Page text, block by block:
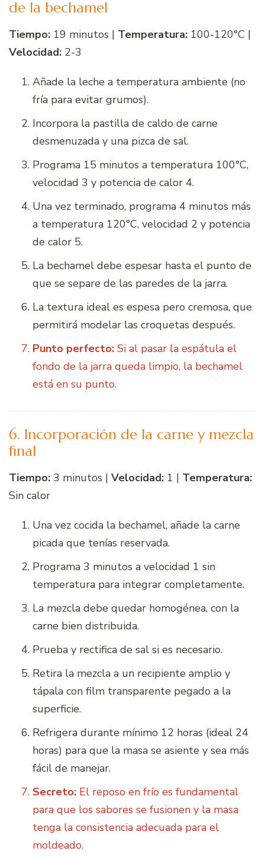
de la bechamel
Tiempo: 19 minutos | Temperatura: 100-120°C |
Velocidad: 2-3
Añade la leche a temperatura ambiente (no
fría para evitar grumos).
Incorpora la pastilla de caldo de carne
desmenuzada y una pizca de sal.
Programa 15 minutos a temperatura 100°C,
velocidad 3 y potencia de calor 4.
Una vez terminado, programa 4 minutos más
a temperatura 120°C, velocidad 2 y potencia
de calor 5.
La bechamel debe espesar hasta el punto de
que se separe de las paredes de la jarra.
La textura ideal es espesa pero cremosa, que
permitirá modelar las croquetas después.
Punto perfecto: Si al pasar la espátula el
fondo de la jarra queda limpio, la bechamel
está en su punto.
6. Incorporación de la carne y mezcla
final
Tiempo: 3 minutos | Velocidad: 1 | Temperatura:
Sin calor
Una vez cocida la bechamel, añade la carne
picada que tenías reservada.
Programa 3 minutos a velocidad 1 sin
temperatura para integrar completamente.
La mezcla debe quedar homogénea, con la
carne bien distribuida.
Prueba y rectifica de sal si es necesario.
Retira la mezcla a un recipiente amplio y
tápala con film transparente pegado a la
superficie.
Refrigera durante mínimo 12 horas (ideal 24
horas) para que la masa se asiente y sea más
fácil de manejar.
Secreto: El reposo en frío es fundamental
para que los sabores se fusionen y la masa
tenga la consistencia adecuada para el
moldeado.